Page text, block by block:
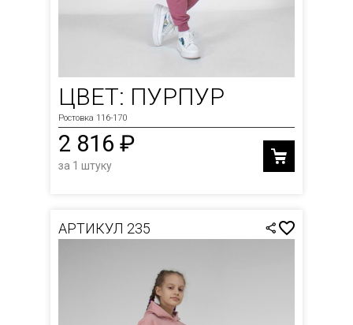
ЦВЕТ: ПУРПУР
Ростовка 116-170
2 816 ₽
за 1 штуку
АРТИКУЛ 235